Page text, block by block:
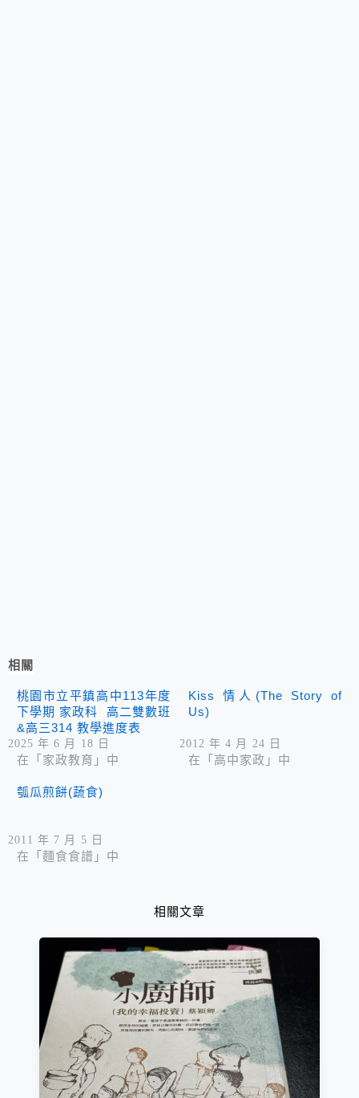
相關
桃園市立平鎮高中113年度
下學期 家政科 高二雙數班
&高三314 教學進度表
2025 年 6 月 18 日
在「家政教育」中
Kiss 情人(The Story of
Us)
2012 年 4 月 24 日
在「高中家政」中
瓠瓜煎餅(蔬食)
2011 年 7 月 5 日
在「麵食食譜」中
相關文章